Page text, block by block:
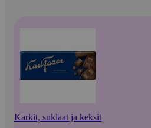
Karkit, suklaat ja keksit